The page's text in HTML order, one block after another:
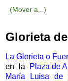
Glorieta
La Glorieta o
en la
Plaza de
María Luisa de